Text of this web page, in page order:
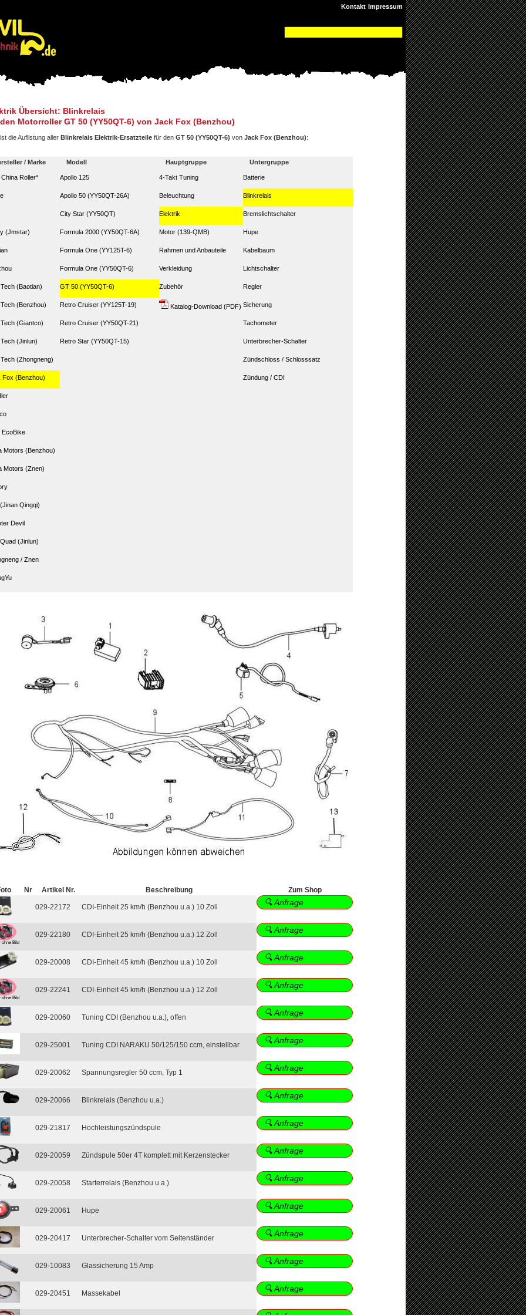
Impressum
Kontakt
Übersicht: Blinkrelais
Motorroller GT 50 (YY50QT-6) von Jack Fox (Benzhou)
die Auflistung aller Blinkrelais Elektrik-Ersatzteile für den GT 50 (YY50QT-6) von Jack Fox (Benzhou):
/ Marke Modell Hauptgruppe Untergruppe
China Roller*
(Jmstar)
(Baotian)
(Benzhou)
(Giantco)
(Jinlun)
(Zhongneng)
Fox (Benzhou)
EcoBike
Motors (Benzhou)
Motors (Znen)
Qingqi)
Devil
(Jinlun)
/ Znen
Apollo 125
Apollo 50 (YY50QT-26A)
City Star (YY50QT)
Formula 2000 (YY50QT-6A)
Formula One (YY125T-6)
Formula One (YY50QT-6)
GT 50 (YY50QT-6)
Retro Cruiser (YY125T-19)
Retro Cruiser (YY50QT-21)
Retro Star (YY50QT-15)
4-Takt Tuning
Beleuchtung
Elektrik
Motor (139-QMB)
Rahmen und Anbauteile
Verkleidung
Zubehör
Katalog-Download (PDF)
Batterie
Blinkrelais
Bremslichtschalter
Hupe
Kabelbaum
Lichtschalter
Regler
Sicherung
Tachometer
Unterbrecher-Schalter
Zündschloss / Schlosssatz
Zündung / CDI
Nr Artikel Nr. Beschreibung Zum Shop
029-22172 CDI-Einheit 25 km/h (Benzhou u.a.) 10 Zoll 🔍 Anfrage
029-22180 CDI-Einheit 25 km/h (Benzhou u.a.) 12 Zoll 🔍 Anfrage
029-20008 CDI-Einheit 45 km/h (Benzhou u.a.) 10 Zoll 🔍 Anfrage
029-22241 CDI-Einheit 45 km/h (Benzhou u.a.) 12 Zoll 🔍 Anfrage
029-20060 Tuning CDI (Benzhou u.a.), offen 🔍 Anfrage
029-25001 Tuning CDI NARAKU 50/125/150 ccm, einstellbar 🔍 Anfrage
029-20062 Spannungsregler 50 ccm, Typ 1 🔍 Anfrage
029-20066 Blinkrelais (Benzhou u.a.) 🔍 Anfrage
029-21817 Hochleistungszündspule 🔍 Anfrage
029-20059 Zündspule 50er 4T komplett mit Kerzenstecker 🔍 Anfrage
029-20058 Starterrelais (Benzhou u.a.) 🔍 Anfrage
029-20061 Hupe 🔍 Anfrage
029-20417 Unterbrecher-Schalter vom Seitenständer 🔍 Anfrage
029-10083 Glassicherung 15 Amp 🔍 Anfrage
029-20451 Massekabel 🔍 Anfrage